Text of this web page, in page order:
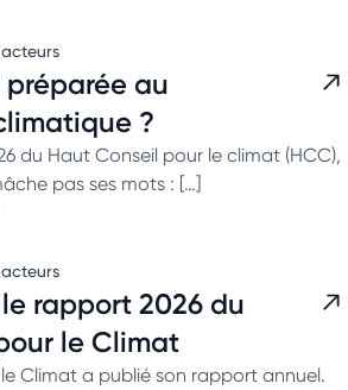
préparée au
?
du Haut Conseil pour le climat (HCC),
pas ses mots : […]
rapport 2026 du
le Climat
Climat a publié son rapport annuel.